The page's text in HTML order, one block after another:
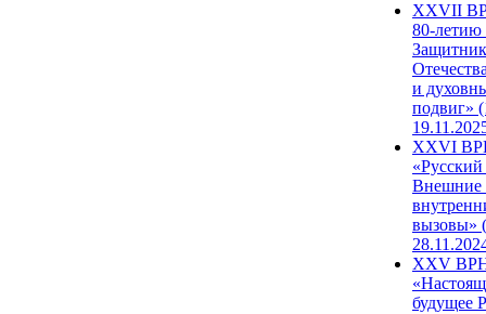
ХХVII
80-
и
подвиг»
XXVI
Внешние
вызовы»
XXV
будущее